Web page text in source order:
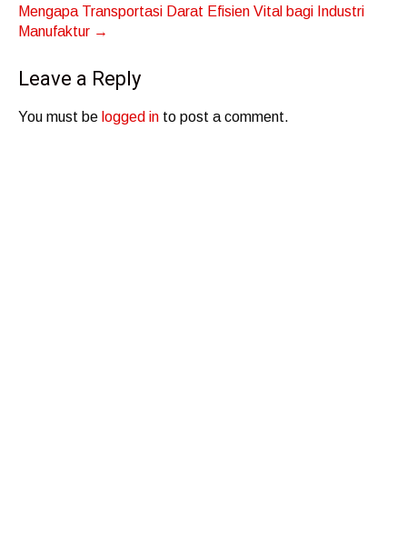
Mengapa Transportasi Darat Efisien Vital bagi Industri
Manufaktur →
Leave a Reply
You must be logged in to post a comment.